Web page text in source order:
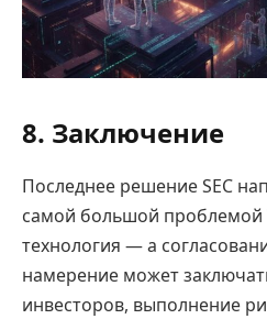
8. Заключение
Последнее решение SEC
самой большой проблемой
технология — а
намерение может
инвесторов, выполнение